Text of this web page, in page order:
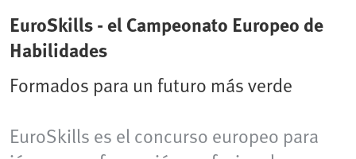
EuroSkills - el Campeonato Europeo de
Habilidades
Formados para un futuro más verde
EuroSkills es el concurso europeo para